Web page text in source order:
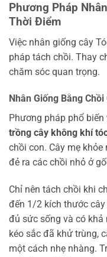
Phương Pháp
Thời Điểm
Việc nhân giống cây
pháp tách chồi. Thay
chăm sóc quan trọng.
Nhân Giống Bằng
Phương pháp phổ
trồng cây không khí
chồi con. Cây mẹ
đẻ ra các chồi nhỏ ở
Chỉ nên tách chồi khi
đến 1/2 kích thước cây
đủ sức sống và có khả
kéo sắc đã khử trùng,
một cách nhẹ nhàng.